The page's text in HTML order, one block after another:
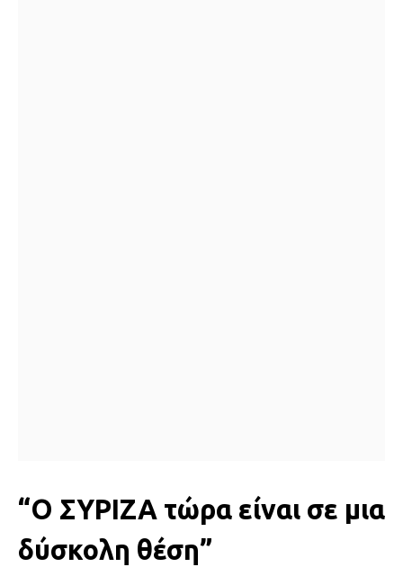
“Ο ΣΥΡΙΖΑ τώρα είναι σε μια
δύσκολη θέση”